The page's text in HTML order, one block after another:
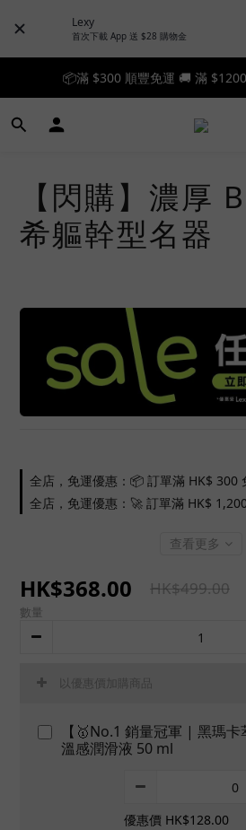
Lexy
首次下載 App 送 $28 購物金
📦滿 $300 順豐免運 🚚 滿
📦滿 $300 順豐免運 🚚 滿
🎉 新人首單享 88 折，快來
【閃購】濃厚
希軀幹型名器
全店，免運優惠：📦 訂單滿 HK$ 300
全店，免運優惠：🚀 訂單滿 HK$
查看更多
HK$368.00 HK$499.00
數量
以優惠價加購商品
【🥇No.1 銷量冠軍 | 黑瑪
溫感潤滑液 50 ml
優惠價 HK$128.00